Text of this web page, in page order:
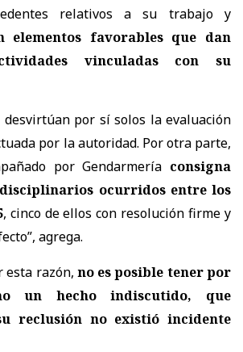
relativos a su trabajo y
elementos favorables que dan
vinculadas con su
desvirtúan por sí solos la evaluación
por la autoridad. Por otra parte,
por Gendarmería consigna
ocurridos entre los
, cinco de ellos con resolución firme y
agrega.
esta razón, no es posible tener por
un hecho indiscutido, que
reclusión no existió incidente